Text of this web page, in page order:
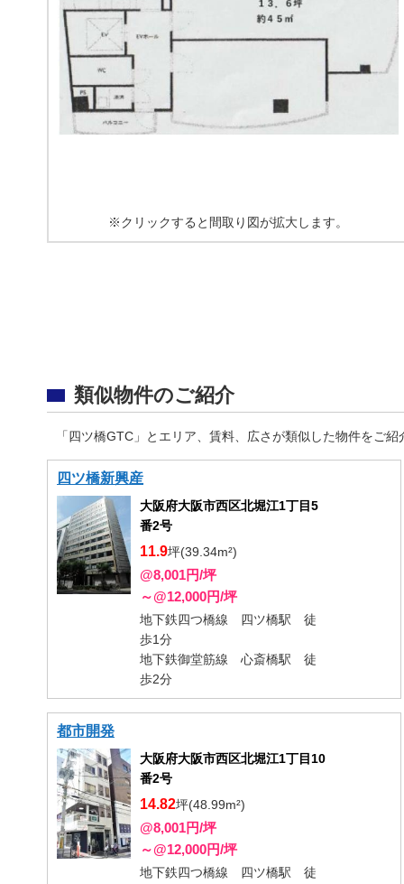
※クリックすると間取り図が拡大します。
類似物件のご紹介
「四ツ橋GTC」とエリア、賃料、広さが類似した物件をご
四ツ橋新興産
大阪府大阪市西区北堀江1丁目5
番2号
11.9坪(39.34m²)
@8,001円/坪
～@12,000円/坪
地下鉄四つ橋線 四ツ橋駅 徒
歩1分
地下鉄御堂筋線 心斎橋駅 徒
歩2分
都市開発
大阪府大阪市西区北堀江1丁目10
番2号
14.82坪(48.99m²)
@8,001円/坪
～@12,000円/坪
地下鉄四つ橋線 四ツ橋駅 徒